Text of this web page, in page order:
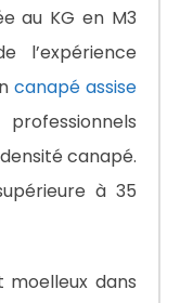
au KG en M3
l’expérience
canapé assise
canapé.
à 35
moelleux dans